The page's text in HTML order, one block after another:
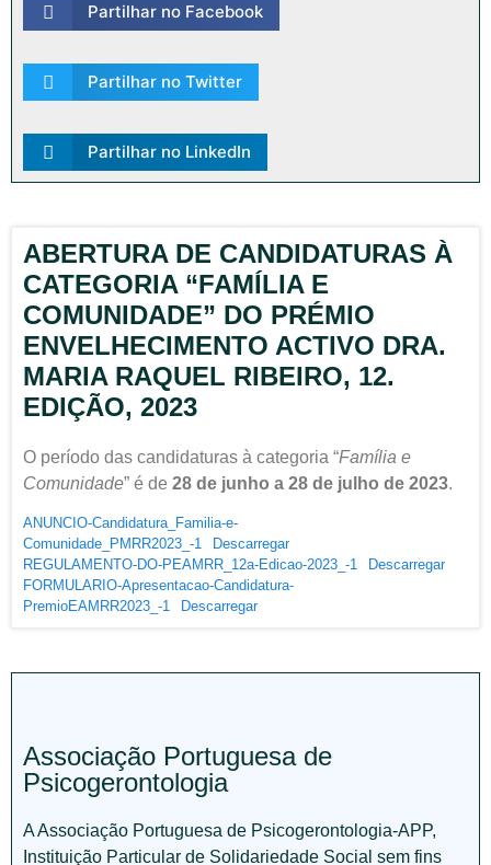
Partilhar no Facebook
Partilhar no Twitter
Partilhar no LinkedIn
ABERTURA DE CANDIDATURAS À
CATEGORIA “FAMÍLIA E
COMUNIDADE” DO PRÉMIO
ENVELHECIMENTO ACTIVO DRA.
MARIA RAQUEL RIBEIRO, 12.
EDIÇÃO, 2023
O período das candidaturas à categoria “Família e
Comunidade” é de 28 de junho a 28 de julho de 2023.
ANUNCIO-Candidatura_Familia-e-
Comunidade_PMRR2023_-1
Descarregar
REGULAMENTO-DO-PEAMRR_12a-Edicao-2023_-1
Descarregar
FORMULARIO-Apresentacao-Candidatura-
PremioEAMRR2023_-1
Descarregar
Associação Portuguesa de
Psicogerontologia
A Associação Portuguesa de Psicogerontologia-APP,
Instituição Particular de Solidariedade Social sem fins